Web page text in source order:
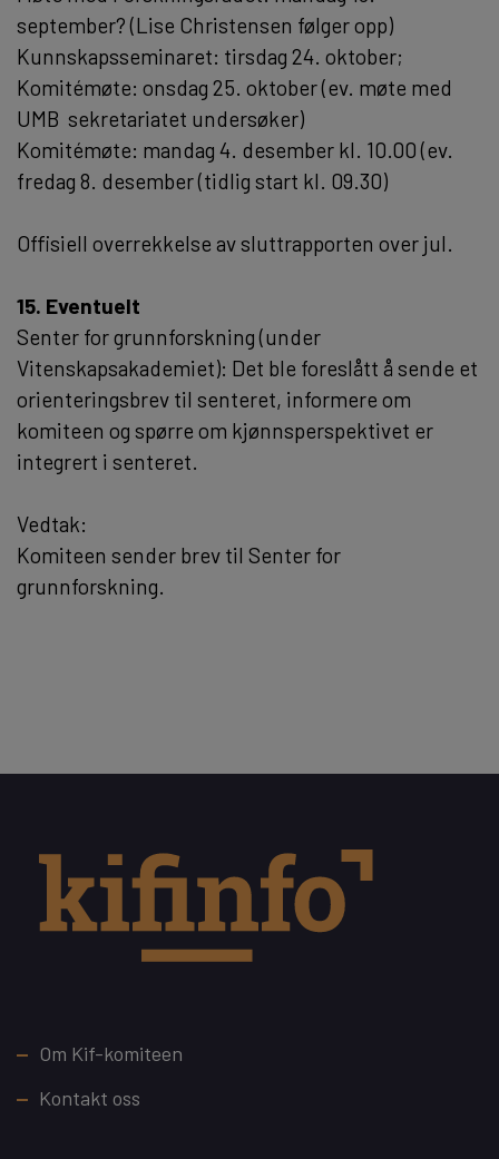
september? (Lise Christensen følger opp)
Kunnskapsseminaret: tirsdag 24. oktober;
Komitémøte: onsdag 25. oktober (ev. møte med
UMB  sekretariatet undersøker)
Komitémøte: mandag 4. desember kl. 10.00 (ev.
fredag 8. desember (tidlig start kl. 09.30)
Offisiell overrekkelse av sluttrapporten over jul.
15. Eventuelt
Senter for grunnforskning (under
Vitenskapsakademiet): Det ble foreslått å sende et
orienteringsbrev til senteret, informere om
komiteen og spørre om kjønnsperspektivet er
integrert i senteret.
Vedtak:
Komiteen sender brev til Senter for
grunnforskning.
Footer
Om Kif-komiteen
Kontakt oss